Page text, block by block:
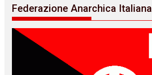
Federazione Anarchica Italiana